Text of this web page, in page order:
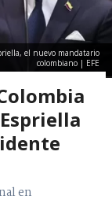
el nuevo mandatario
colombiano | EFE
en